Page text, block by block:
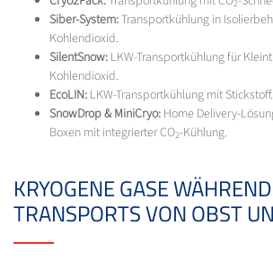
2
Siber-System:Transportkühlung in
Kohlendioxid.
SilentSnow: LKW-Transportkühlung für
Kohlendioxid.
EcoLIN: LKW-Transportkühlung mit Stickstoff.
SnowDrop & MiniCryo: Home Delivery-
Boxen mit integrierter CO2-Kühlung.
KRYOGENE GASE
TRANSPORTS VON OBST